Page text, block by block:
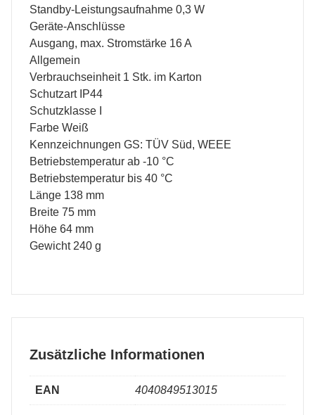
Standby-Leistungsaufnahme 0,3 W
Geräte-Anschlüsse
Ausgang, max. Stromstärke 16 A
Allgemein
Verbrauchseinheit 1 Stk. im Karton
Schutzart IP44
Schutzklasse I
Farbe Weiß
Kennzeichnungen GS: TÜV Süd, WEEE
Betriebstemperatur ab -10 °C
Betriebstemperatur bis 40 °C
Länge 138 mm
Breite 75 mm
Höhe 64 mm
Gewicht 240 g
Zusätzliche Informationen
EAN 4040849513015